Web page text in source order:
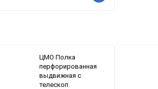
ЦМО Полка
перфорированная
выдвижная с
телескоп.